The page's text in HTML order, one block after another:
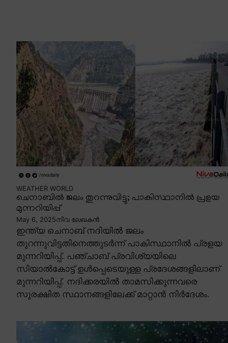
WEATHER WORLD
ചെനാബിൽ ജലം തുറന്നുവിട്ടു; പാകിസ്ഥാനിൽ പ്രളയ
മുന്നറിയിപ്പ്
May 6, 2025നിവ ലേഖകൻ
ഇന്ത്യ ചെനാബ് നദിയിൽ ജലം
തുറന്നുവിട്ടതിനെത്തുടർന്ന് പാകിസ്ഥാനിൽ പ്രളയ
മുന്നറിയിപ്പ്. പഞ്ചാബ് പ്രവിശ്യയിലെ
സിയാൽകോട്ട് ഉൾപ്പെടെയുള്ള പ്രദേശങ്ങളിലാണ്
മുന്നറിയിപ്പ്. നദിക്കരയിൽ താമസിക്കുന്നവരെ
സുരക്ഷിത സ്ഥാനങ്ങളിലേക്ക് മാറ്റാൻ നിർദേശം.